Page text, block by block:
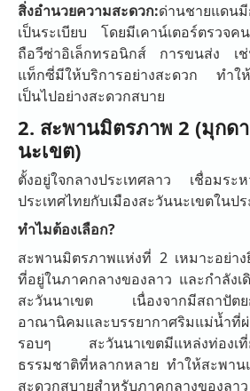
สิ่งอำนวยความสะดวก:ด่านชายแดน
เป็นระเบียบ โดยมีเคาน์เตอร์ตรวจค
ถือวีซ่าอิเล็กทรอนิกส์ การขนส่ง เ
แท็กซี่มีให้บริการอย่างสะดวก ทำให้
เป็นไปอย่างสะดวกสบาย
2. สะพานมิตรภาพ 2 (มุกด
นะเขต)
ตั้งอยู่ใจกลางประเทศลาว เชื่อมระ
ประเทศไทยกับเมืองสะวันนะเขตในปร
ทำไมต้องเลือก?
สะพานมิตรภาพแห่งที่ 2 เหมาะอย่าง
ที่อยู่ในภาคกลางของลาว และกำลังเ
สะวันนาเขต เนื่องจากมีสถาปัตยก
อาณานิคมและบรรยากาศริมแม่น้
รอบๆ สะวันนาเขตมีแหล่งท่องเที่
ธรรมชาติที่หลากหลาย ทำให้สะพาน
สะดวกสบายสำหรับภาคกลางของลาว